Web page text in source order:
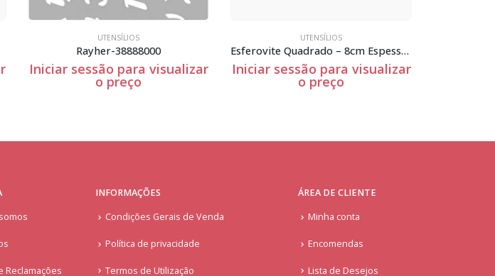
UTENSÍLIOS
Iniciar sessão para visualizar
o preço
DIA DOS NAMORADOS,
St-061
Iniciar sessão para visualizar
o preço
Reclamações
INFORMAÇÕES
Condições Gerais de Venda
Política de privacidade
Termos de Utilização
ÁREA DE CLIENTE
Minha conta
Encomendas
Lista de Desejos